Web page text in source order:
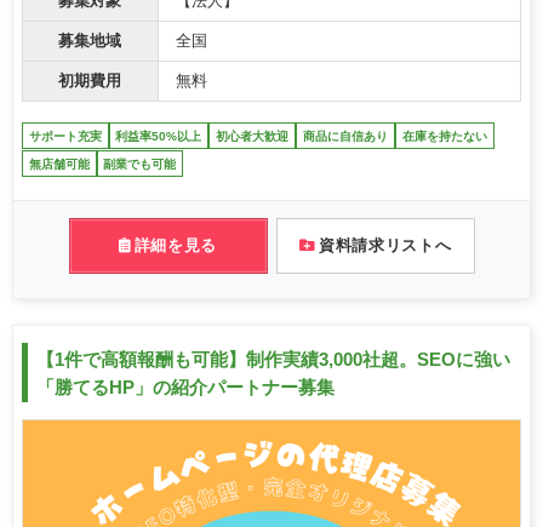
募集地域 全国
初期費用 無料
サポート充実 利益率50%以上 初心者大歓迎 商品に自信あり 在庫を持たない
無店舗可能 副業でも可能
詳細を見る 資料請求リストへ
【1件で高額報酬も可能】制作実績3,000社超。SEOに強い
「勝てるHP」の紹介パートナー募集